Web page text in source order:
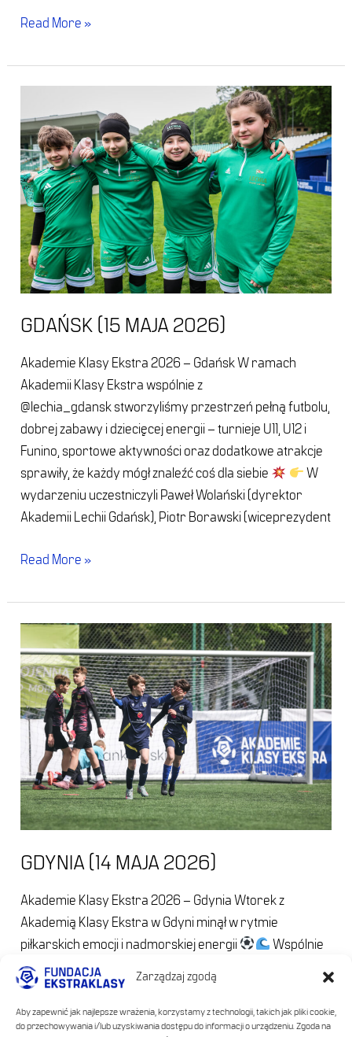
Zarządzaj zgodą
Aby zapewnić jak najlepsze wrażenia, korzystamy z technologii, takich jak pliki cookie,
do przechowywania i/lub uzyskiwania dostępu do informacji o urządzeniu. Zgoda na
Read More »
GDAŃSK (15 MAJA 2026)
Akademie Klasy Ekstra 2026 – Gdańsk W ramach
Akademii Klasy Ekstra wspólnie z
@lechia_gdansk stworzyliśmy przestrzeń pełną futbolu,
dobrej zabawy i dziecięcej energii – turnieje U11, U12 i
Funino, sportowe aktywności oraz dodatkowe atrakcje
sprawiły, że każdy mógł znaleźć coś dla siebie
W
wydarzeniu uczestniczyli Paweł Wolański (dyrektor
Akademii Lechii Gdańsk), Piotr Borawski (wiceprezydent
(15
maja
2026)
Read More »
GDYNIA (14 MAJA 2026)
Akademie Klasy Ekstra 2026 – Gdynia Wtorek z
Akademią Klasy Ekstra w Gdyni minął w rytmie
piłkarskich emocji i nadmorskiej energii
Wspólnie
z @arkagdyniasa spotkaliśmy się na boiskach, które od
samego rana tętniły rywalizacją młodych zawodników i
zawodniczek z lokalnych akademii oraz szkółek
piłkarskich.
W wydarzeniu udział wzięli Tomasz
(14
maja
2026)